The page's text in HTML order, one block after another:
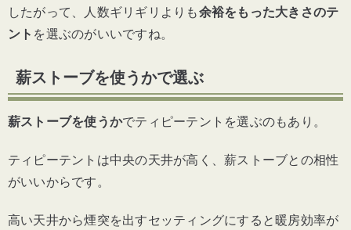
したがって、人数ギリギリよりも余裕をもった大きさのテ
ント を選ぶのがいいですね。
薪ストーブを使うかで選ぶ
薪ストーブを使うかでティピーテントを選ぶのもあり。
ティピーテントは中央の天井が高く、薪ストーブとの相性
がいいからです。
高い天井から煙突を出すセッティングにすると暖房効率が